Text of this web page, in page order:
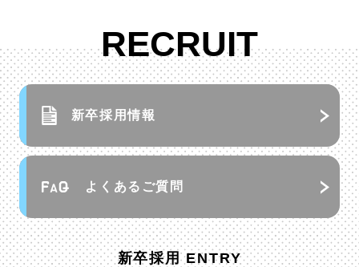
RECRUIT
新卒採用情報
よくあるご質問
新卒採用 ENTRY